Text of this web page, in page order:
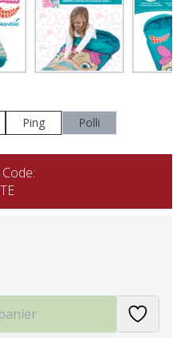
Ping Polli